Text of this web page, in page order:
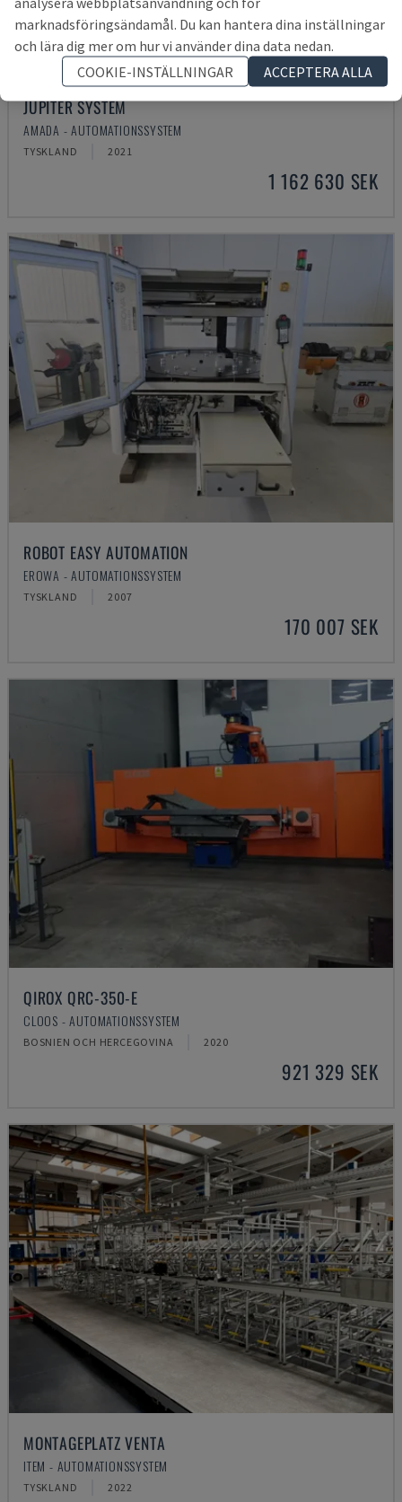
JUPITER SYSTEM
AMADA - AUTOMATIONSSYSTEM
TYSKLAND 2021
1 162 630 SEK
ROBOT EASY AUTOMATION
EROWA - AUTOMATIONSSYSTEM
TYSKLAND 2007
170 007 SEK
QIROX QRC-350-E
CLOOS - AUTOMATIONSSYSTEM
BOSNIEN OCH HERCEGOVINA 2020
921 329 SEK
MONTAGEPLATZ VENTA
ITEM - AUTOMATIONSSYSTEM
TYSKLAND 2022
marknadsföringsändamål. Du kan hantera dina inställningar
och lära dig mer om hur vi använder dina data nedan.
COOKIE-INSTÄLLNINGAR
ACCEPTERA ALLA